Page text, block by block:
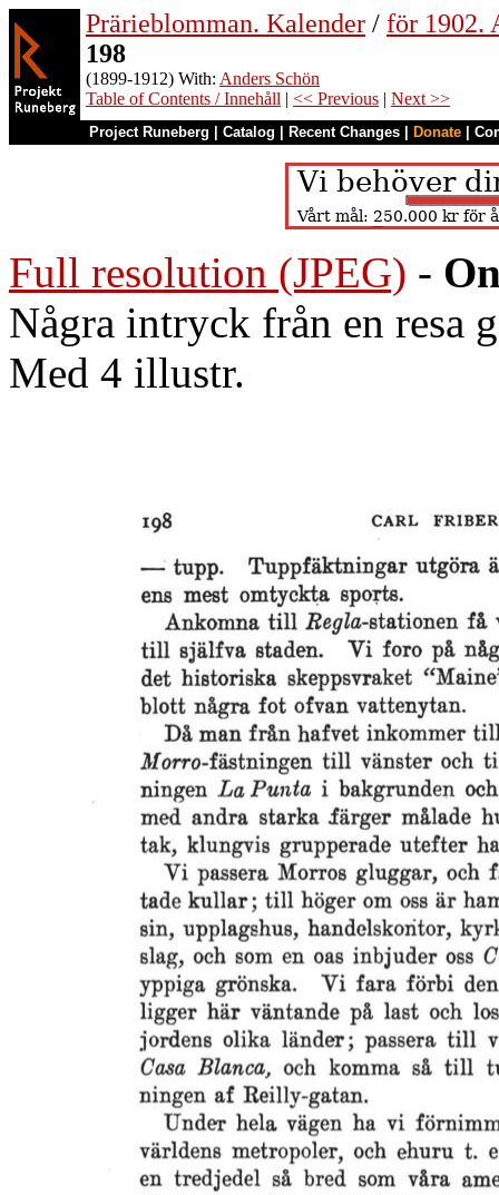
Prärieblomman. Kalender / för 1902.
198
(1899-1912) With: Anders Schön
Table of Contents / Innehåll | << Previous | Next >>
Project Runeberg Catalog Recent Changes Donate
Full resolution (JPEG) -
Några intryck från en resa
Med 4 illustr.